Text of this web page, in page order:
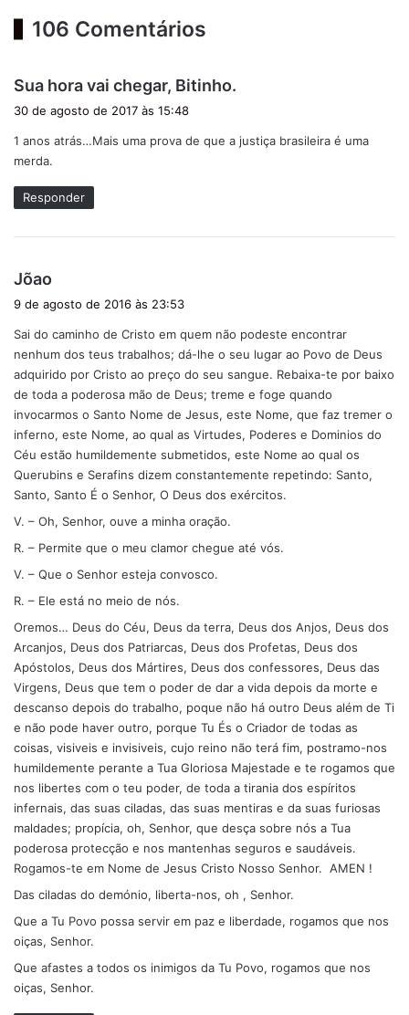
106 Comentários
Sua hora vai chegar, Bitinho.
s
30 de agosto de 2017 às 15:48
1 anos atrás…Mais uma prova de que a justiça brasileira é uma
merda.
Responder
Jõao
s
e
:
9 de agosto de 2016 às 23:53
Sai do caminho de Cristo em quem não podeste encontrar
nenhum dos teus trabalhos; dá-lhe o seu lugar ao Povo de Deus
adquirido por Cristo ao preço do seu sangue. Rebaixa-te por baixo
de toda a poderosa mão de Deus; treme e foge quando
invocarmos o Santo Nome de Jesus, este Nome, que faz tremer o
inferno, este Nome, ao qual as Virtudes, Poderes e Dominios do
Céu estão humildemente submetidos, este Nome ao qual os
Querubins e Serafins dizem constantemente repetindo: Santo,
Santo, Santo É o Senhor, O Deus dos exércitos.
V. – Oh, Senhor, ouve a minha oração.
R. – Permite que o meu clamor chegue até vós.
V. – Que o Senhor esteja convosco.
R. – Ele está no meio de nós.
Oremos… Deus do Céu, Deus da terra, Deus dos Anjos, Deus dos
Arcanjos, Deus dos Patriarcas, Deus dos Profetas, Deus dos
Apóstolos, Deus dos Mártires, Deus dos confessores, Deus das
Virgens, Deus que tem o poder de dar a vida depois da morte e
descanso depois do trabalho, poque não há outro Deus além de Ti
e não pode haver outro, porque Tu És o Criador de todas as
coisas, visiveis e invisiveis, cujo reino não terá fim, postramo-nos
humildemente perante a Tua Gloriosa Majestade e te rogamos que
nos libertes com o teu poder, de toda a tirania dos espíritos
infernais, das suas ciladas, das suas mentiras e da suas furiosas
maldades; propícia, oh, Senhor, que desça sobre nós a Tua
poderosa protecção e nos mantenhas seguros e saudáveis.
Rogamos-te em Nome de Jesus Cristo Nosso Senhor. AMEN !
Das ciladas do demónio, liberta-nos, oh , Senhor.
Que a Tu Povo possa servir em paz e liberdade, rogamos que nos
oiças, Senhor.
Que afastes a todos os inimigos da Tu Povo, rogamos que nos
oiças, Senhor.